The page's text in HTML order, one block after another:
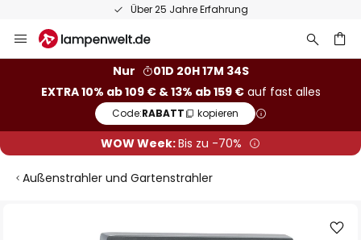
Über 25 Jahre Erfahrung
Inhalt
Nur
01D 20H 17M 33S
EXTRA 10% ab 109 € & 13% ab 159 €auf fast alles
Code:RABATT kopieren
WOW Week:Bis zu -70%
Außenstrahler und Gartenstrahler